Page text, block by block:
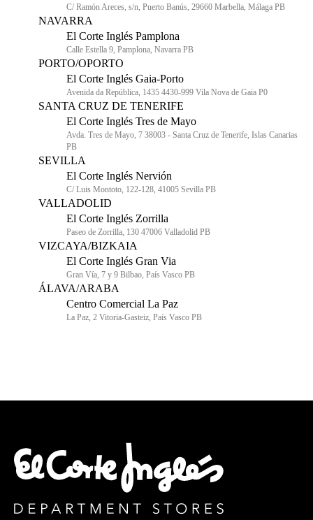
C/ Ramón Areces, s/n, Puerto Banús, 29660 Marbella, Málaga PB
NAVARRA
El Corte Inglés Pamplona
Calle Estella 9, Pamplona, Navarra PB
PORTO/OPORTO
El Corte Inglés Gaia-Porto
Avenida da República, 1435 4430-999 Vila Nova de Gaia P0
SANTA CRUZ DE TENERIFE
El Corte Inglés Tres de Mayo
Avda. Tres de Mayo, 7 38003 - Santa Cruz de Tenerife, Islas Canarias
PB
SEVILLA
El Corte Inglés Nervión
C/ Luis Montoto, 122-128, 41005 Sevilla PB
VALLADOLID
El Corte Inglés Zorrilla
Paseo de Zorrilla, 130 47006 Valladolid PB
VIZCAYA/BIZKAIA
El Corte Inglés Gran Via
Gran Vía, 7 y 9 Bilbao, País Vasco PB
ÁLAVA/ARABA
Centro Comercial La Paz
La Paz, 2 Vitoria-Gasteiz, País Vasco PB